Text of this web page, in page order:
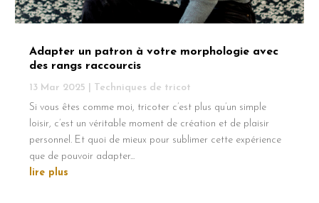
Adapter un patron à votre morphologie avec
des rangs raccourcis
13 Mar 2025
Techniques de tricot
Si vous êtes comme moi, tricoter c’est plus qu’un simple
loisir, c’est un véritable moment de création et de plaisir
personnel. Et quoi de mieux pour sublimer cette expérience
que de pouvoir adapter...
lire plus